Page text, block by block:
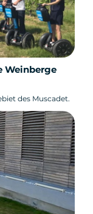
Weinberge
des Muscadet.